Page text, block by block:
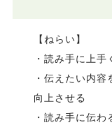
【ねらい】
・読み手に上
・伝えたい内
向上させる
・読み手に伝